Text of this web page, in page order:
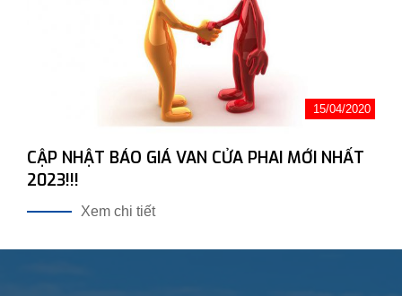
15/04/2020
CẬP NHẬT BÁO GIÁ VAN CỬA PHAI MỚI NHẤT
2023!!!
Xem chi tiết